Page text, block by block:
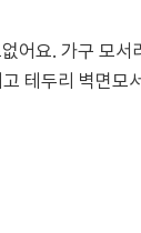
어요. 가구 모서
테두리 벽면모